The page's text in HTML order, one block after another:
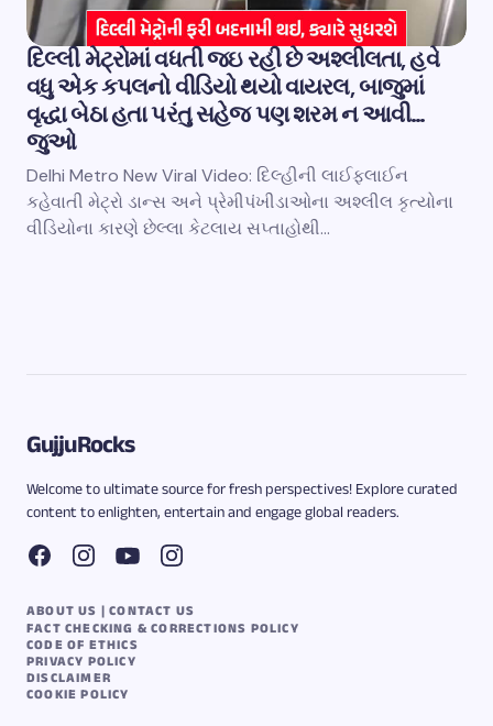
દિલ્લી મેટ્રોમાં વધતી જઇ રહી છે અશ્લીલતા, હવે
વધુ એક કપલનો વીડિયો થયો વાયરલ, બાજુમાં
વૃદ્ધા બેઠા હતા પરંતુ સહેજ પણ શરમ ન આવી…
જુઓ
Delhi Metro New Viral Video: દિલ્હીની લાઈફલાઈન
કહેવાતી મેટ્રો ડાન્સ અને પ્રેમીપંખીડાઓના અશ્લીલ કૃત્યોના
વીડિયોના કારણે છેલ્લા કેટલાય સપ્તાહોથી…
GujjuRocks
Welcome to ultimate source for fresh perspectives! Explore curated
content to enlighten, entertain and engage global readers.
ABOUT US | CONTACT US
FACT CHECKING & CORRECTIONS POLICY
CODE OF ETHICS
PRIVACY POLICY
DISCLAIMER
COOKIE POLICY